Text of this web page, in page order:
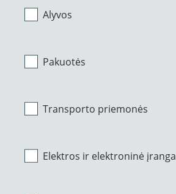
Alyvos
Pakuotės
Transporto priemonės
Elektros ir elektroninė įranga